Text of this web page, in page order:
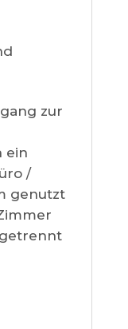
zur
ein
/
genutzt